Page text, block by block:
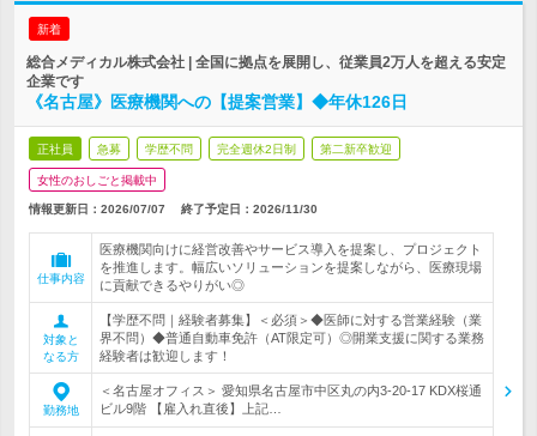
新着
総合メディカル株式会社 | 全国に拠点を展開し、従業員2万人を超える安定
企業です
《名古屋》医療機関への【提案営業】◆年休126日
正社員 急募 学歴不問 完全週休2日制 第二新卒歓迎
女性のおしごと掲載中
情報更新日：2026/07/07 終了予定日： 2026/11/30
仕事内容
医療機関向けに経営改善やサービス導入を提案し、プロジェクト
を推進します。幅広いソリューションを提案しながら、医療現場
に貢献できるやりがい◎
対象と
なる方
【学歴不問｜経験者募集】＜必須＞◆医師に対する営業経験（業
界不問）◆普通自動車免許（AT限定可）◎開業支援に関する業務
経験者は歓迎します！
勤務地
＜名古屋オフィス＞ 愛知県名古屋市中区丸の内3-20-17 KDX桜通
ビル9階 【雇入れ直後】上記…